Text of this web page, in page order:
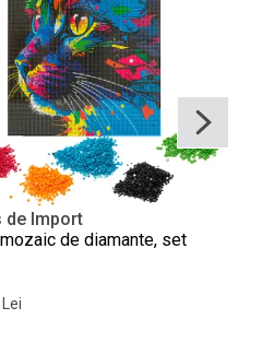
de Import
de diamante, set
Lei